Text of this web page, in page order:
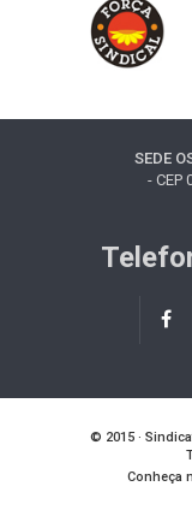
SEDE
- CEP
© 2015 ·
Conheça